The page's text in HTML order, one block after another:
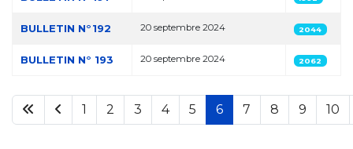
BULLETIN N°192 20 septembre 2024 2044
BULLETIN N° 193 20 septembre 2024 2062
Page 6 sur 40
1 2 3 4 5 6 7 8 9 10